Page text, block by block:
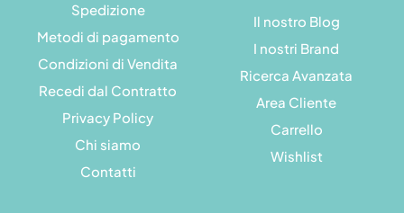
Spedizione
Metodi di pagamento
Condizioni di Vendita
Recedi dal Contratto
Privacy Policy
Chi siamo
Contatti
Il nostro Blog
I nostri Brand
Ricerca Avanzata
Area Cliente
Carrello
Wishlist